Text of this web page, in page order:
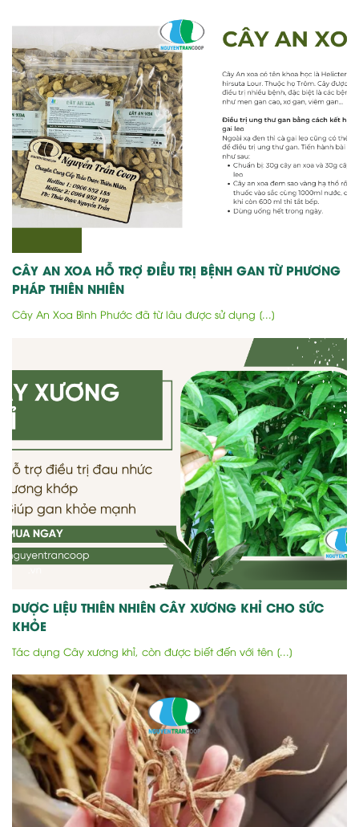
CÂY AN XOA HỖ TRỢ ĐIỀU TRỊ BỆNH GAN TỪ PHƯƠNG
PHÁP THIÊN NHIÊN
Cây An Xoa Bình Phước đã từ lâu được sử dụng [...]
DƯỢC LIỆU THIÊN NHIÊN CÂY XƯƠNG KHỈ CHO SỨC
KHỎE
Tác dụng Cây xương khỉ, còn được biết đến với tên [...]